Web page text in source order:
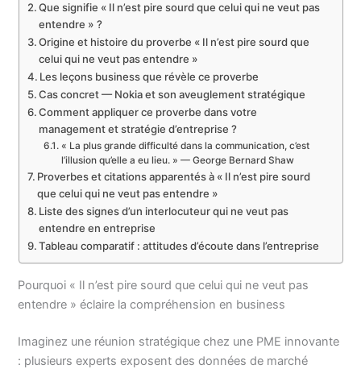
Que signifie « Il n’est pire sourd que celui qui ne veut pas
entendre » ?
Origine et histoire du proverbe « Il n’est pire sourd que
celui qui ne veut pas entendre »
Les leçons business que révèle ce proverbe
Cas concret — Nokia et son aveuglement stratégique
Comment appliquer ce proverbe dans votre
management et stratégie d’entreprise ?
« La plus grande difficulté dans la communication, c’est
l’illusion qu’elle a eu lieu. » — George Bernard Shaw
Proverbes et citations apparentés à « Il n’est pire sourd
que celui qui ne veut pas entendre »
Liste des signes d’un interlocuteur qui ne veut pas
entendre en entreprise
Tableau comparatif : attitudes d’écoute dans l’entreprise
Pourquoi « Il n’est pire sourd que celui qui ne veut pas
entendre » éclaire la compréhension en business
Imaginez une réunion stratégique chez une PME innovante
: plusieurs experts exposent des données de marché